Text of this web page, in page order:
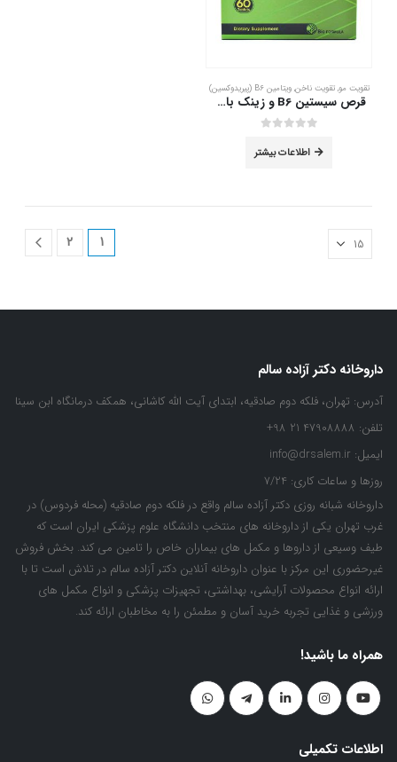
تقویت مو,تقویت ناخن,ویتامین B6 (پیریدوکسین)
قرص سیستین B6 و زینک بایو فرمولا 60 عدد
اطلاعات بیشتر
1
2
داروخانه دکتر آزاده سالم
آدرس: تهران، فلکه دوم صادقیه، ابتدای آیت الله کاشانی، همکف درمانگاه ابن سینا
تلفن: 47908888 21 98+
ایمیل: info@drsalem.ir
روزها و ساعات کاری: 7/24
داروخانه شبانه روزی دکتر آزاده سالم واقع در فلکه دوم صادقیه (محله فردوس) در
غرب تهران یکی از داروخانه های منتخب دانشگاه علوم پزشکی ایران است که
طیف وسیعی از داروها و مکمل های بیماران خاص را تامین می کند. بخش فروش
غیرحضوری این مرکز با عنوان داروخانه آنلاین دکتر آزاده سالم در تلاش است تا با
ارائه انواع محصولات آرایشی، بهداشتی، تجهیزات پزشکی و انواع مکمل های
ورزشی و غذایی تجربه خرید آسان و مطمئن را به مخاطبان ارائه کند.
همراه ما باشید!
اطلاعات تکمیلی